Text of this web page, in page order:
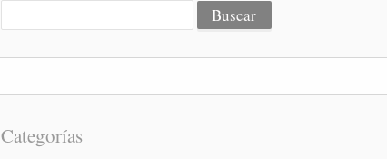
Categorías